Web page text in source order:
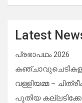
Latest
പ്രഭാപഥം 2026
വള്ളിയമ്മ –
പുതിയ